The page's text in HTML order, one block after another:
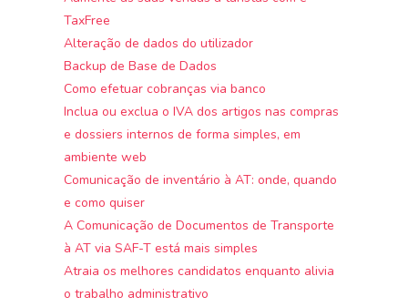
TaxFree
Alteração de dados do utilizador
Backup de Base de Dados
Como efetuar cobranças via banco
Inclua ou exclua o IVA dos artigos nas compras
e dossiers internos de forma simples, em
ambiente web
Comunicação de inventário à AT: onde, quando
e como quiser
A Comunicação de Documentos de Transporte
à AT via SAF-T está mais simples
Atraia os melhores candidatos enquanto alivia
o trabalho administrativo